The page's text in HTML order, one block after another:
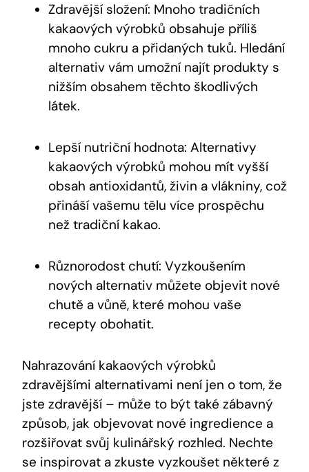
Zdravější složení: Mnoho ⁣tradičních
kakaových výrobků obsahuje příliš
⁤mnoho cukru a ⁢přidaných tuků. Hledání
alternativ vám umožní​ najít ⁣produkty s
nižším obsahem těchto škodlivých
látek.
Lepší nutriční hodnota: Alternativy
kakaových výrobků mohou mít vyšší
obsah antioxidantů, živin a vlákniny, což
‌přináší ⁤vašemu ⁣tělu více prospěchu
než tradiční kakao.
Různorodost chutí: Vyzkoušením
nových alternativ můžete objevit nové
chutě ⁣a‌ vůně, které ⁢mohou ​vaše
recepty ​obohatit.
Nahrazování kakaových‍ výrobků​
zdravějšími alternativami⁣ není jen ‍o tom, že
jste zdravější –⁢ může⁤ to​ být také zábavný
způsob, jak objevovat nové ingredience a ​
rozšiřovat svůj kulinářský rozhled. Nechte
se inspirovat a zkuste vyzkoušet⁤ některé z